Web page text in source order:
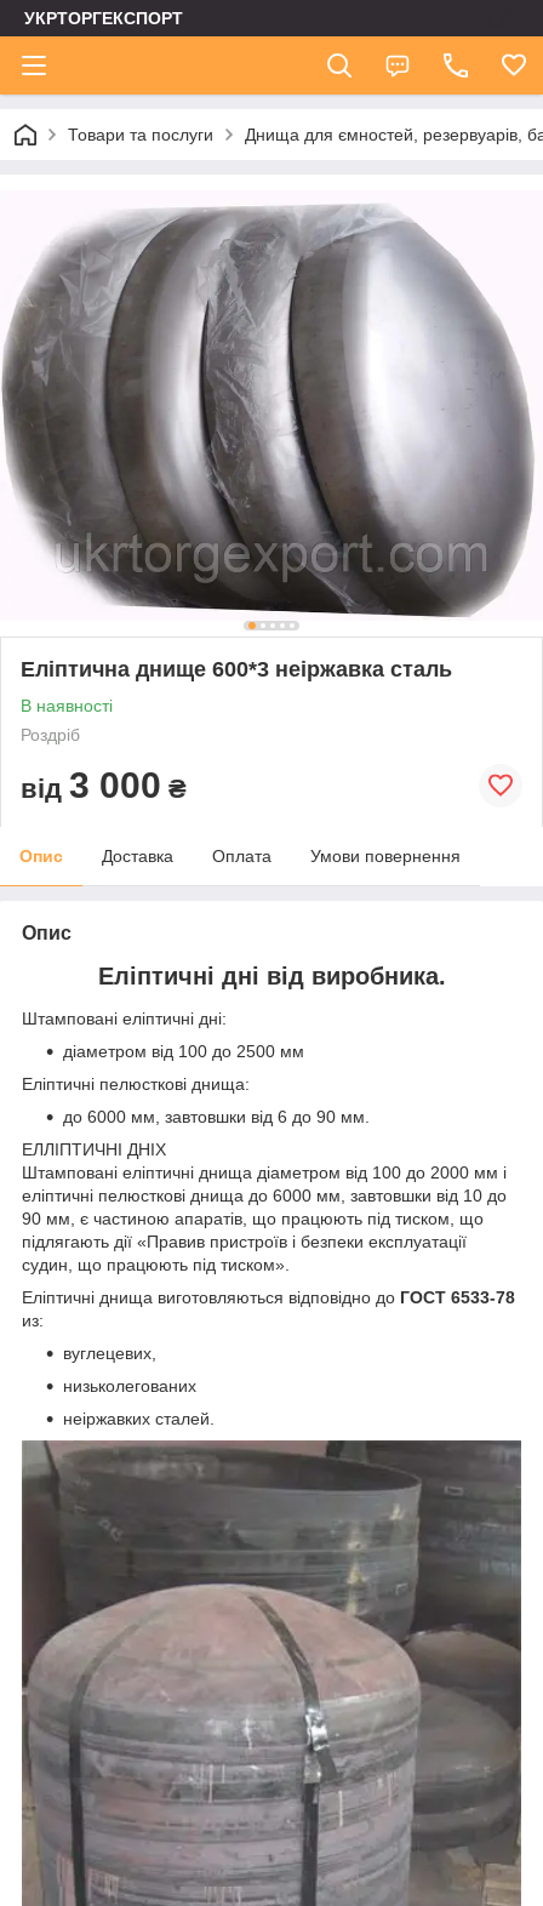
УКРТОРГЕКСПОРТ
Товари та послуги Днища для ємностей, резервуарів,
Еліптична днище 600*3 неіржавка сталь
В наявності
Роздріб
від 3 000 ₴
Опис Доставка Оплата Умови повернення
Опис
Еліптичні дні від виробника.
Штамповані еліптичні дні:
діаметром від 100 до 2500 мм
Еліптичні пелюсткові днища:
до 6000 мм, завтовшки від 6 до 90 мм.
ЕЛЛІПТИЧНІ ДНІХ
Штамповані еліптичні днища діаметром від 100 до 2000 мм і
еліптичні пелюсткові днища до 6000 мм, завтовшки від 10 до
90 мм, є частиною апаратів, що працюють під тиском, що
підлягають дії «Правив пристроїв і безпеки експлуатації
судин, що працюють під тиском».
Еліптичні днища виготовляються відповідно до ГОСТ 6533-78
из:
вуглецевих,
низьколегованих
неіржавких сталей.